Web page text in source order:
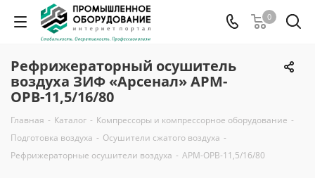
0
Рефрижераторный осушитель
воздуха ЗИФ «Арсенал» АРМ-
ОРВ-11,5/16/80
Главная - Каталог - Компрессоры и компрессорное оборудование -
Подготовка воздуха - Осушители сжатого воздуха -
Рефрижераторные осушители воздуха - АРМ-ОРВ-11,5/16/80